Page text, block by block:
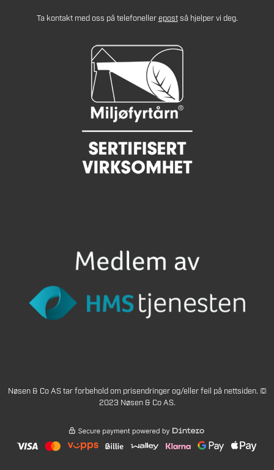
Ta kontakt med oss på telefonellerepostså hjelper vi deg.
Nøsen & Co AS tar forbehold om prisendringer og/eller feil på nettsiden. ©
2023 Nøsen & Co AS.